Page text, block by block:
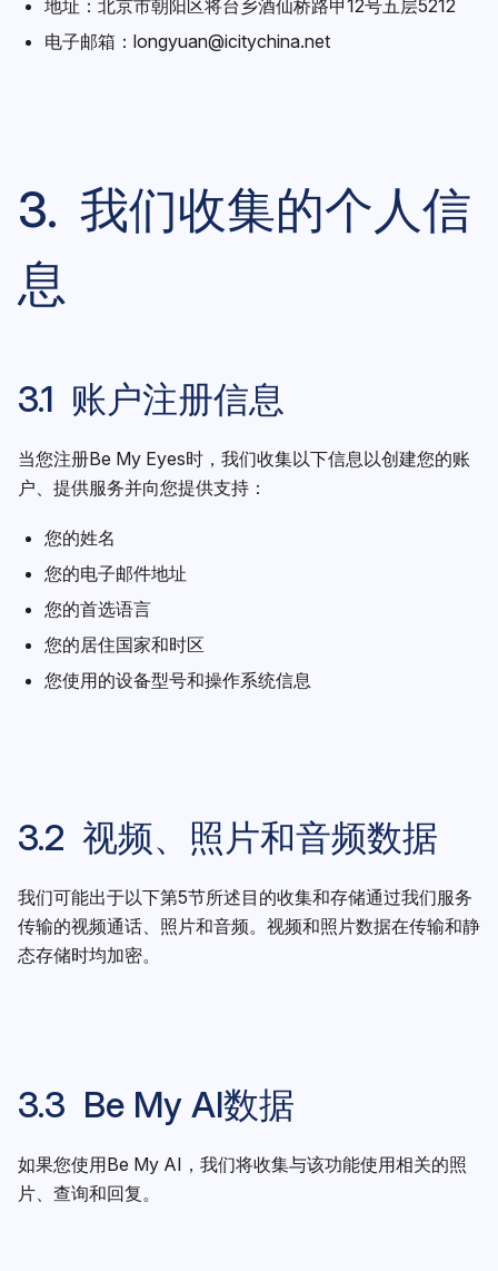
地址：北京市朝阳区将台乡酒仙桥路甲12号五层5212
电子邮箱： longyuan@icitychina.net
3. 我们收集的个人信
息
3.1 账户注册信息
当您注册Be My Eyes时，我们收集以下信息以创建您的账
户、提供服务并向您提供支持：
您的姓名
您的电子邮件地址
您的首选语言
您的居住国家和时区
您使用的设备型号和操作系统信息
3.2 视频、照片和音频数据
我们可能出于以下第5节所述目的收集和存储通过我们服务
传输的视频通话、照片和音频。视频和照片数据在传输和静
态存储时均加密。
3.3 Be My AI数据
如果您使用Be My AI，我们将收集与该功能使用相关的照
片、查询和回复。